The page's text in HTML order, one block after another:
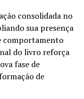
consolidada no
sua presença
comportamento
do livro reforça
fase de
de